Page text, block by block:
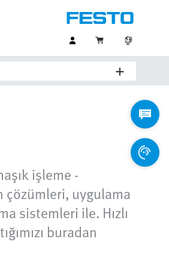
işleme -
çözümleri, uygulama
sistemleri ile. Hızlı
buradan